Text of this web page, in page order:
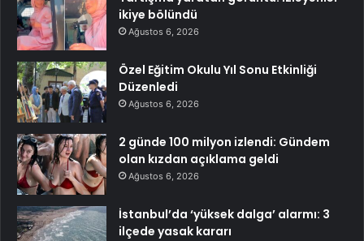
ikiye bölündü
Ağustos 6, 2026
Özel Eğitim Okulu Yıl Sonu Etkinliği
Düzenledi
Ağustos 6, 2026
2 günde 100 milyon izlendi: Gündem
olan kızdan açıklama geldi
Ağustos 6, 2026
İstanbul’da ‘yüksek dalga’ alarmı: 3
ilçede yasak kararı